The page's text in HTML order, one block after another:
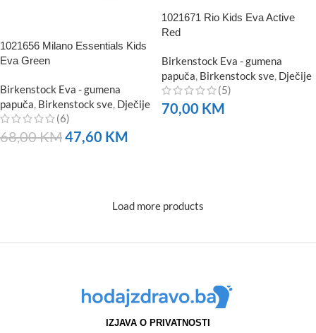
1021656 Milano Essentials Kids
Eva Green
Birkenstock Eva - gumena
papuča, Birkenstock sve, Dječije
(6)
68,00KM47,60 KM
1021671 Rio Kids Eva Active
Red
Birkenstock Eva - gumena
papuča, Birkenstock sve, Dječije
(5)
70,00 KM
Load more products
IZJAVA O PRIVATNOSTI